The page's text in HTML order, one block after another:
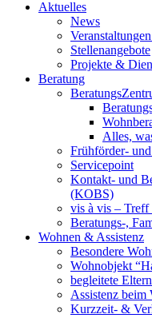
Aktuelles
News
Stellenangebote
Projekte &
Beratung
Alles,
Frühförder-
Servicepoint
Kontakt- und
(KOBS)
vis à vis – Treff
Beratungs-,
Wohnen & Assistenz
Besondere
Wohnobjekt
begleitete
Assistenz
Kurzzeit- &